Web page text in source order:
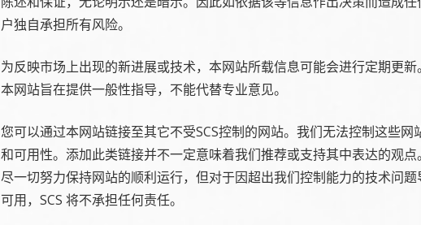
户独自承担所有风险。
为反映市场上出现的新进展或技术，本网站所载信息可能会进行定期更新
本网站旨在提供一般性指导，不能代替专业意见。
您可以通过本网站链接至其它不受SCS控制的网站。我们无法控制这些网
和可用性。添加此类链接并不一定意味着我们推荐或支持其中表达的观
尽一切努力保持网站的顺利运行，但对于因超出我们控制能力的技术问
可用，SCS 将不承担任何责任。